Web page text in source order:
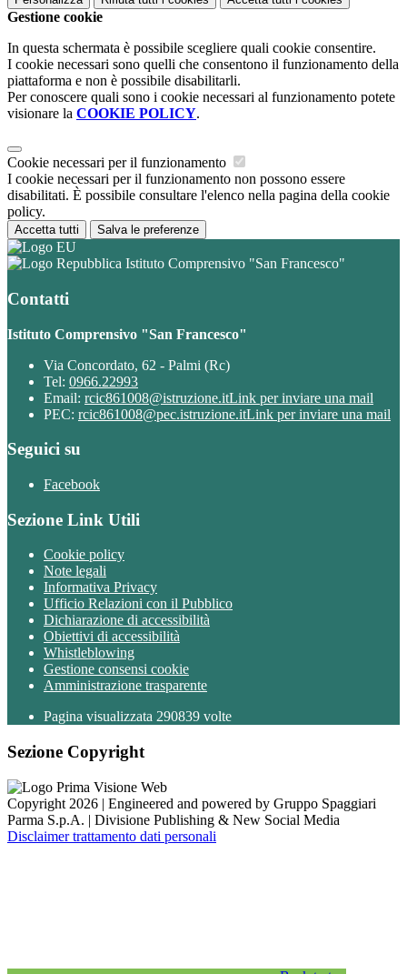
Gestione cookie
In questa schermata è possibile scegliere quali cookie consentire.
I cookie necessari sono quelli che consentono il funzionamento della
piattaforma e non è possibile disabilitarli.
Per conoscere quali sono i cookie necessari al funzionamento potete
visionare la COOKIE POLICY.
Cookie necessari per il funzionamento
I cookie necessari per il funzionamento non possono essere
disabilitati. È possibile consultare l'elenco nella pagina della cookie
policy.
Accetta tutti Salva le preferenze
Istituto Comprensivo "San Francesco"
Contatti
Istituto Comprensivo "San Francesco"
Via Concordato, 62 - Palmi (Rc)
Tel: 0966.22993
Email: rcic861008@istruzione.itLink per inviare una mail
PEC: rcic861008@pec.istruzione.itLink per inviare una mail
Seguici su
Facebook
Sezione Link Utili
Cookie policy
Note legali
Informativa Privacy
Ufficio Relazioni con il Pubblico
Dichiarazione di accessibilità
Obiettivi di accessibilità
Whistleblowing
Gestione consensi cookie
Amministrazione trasparente
Pagina visualizzata 290839 volte
Sezione Copyright
Copyright 2026 | Engineered and powered by Gruppo Spaggiari
Parma S.p.A. | Divisione Publishing & New Social Media
Disclaimer trattamento dati personali